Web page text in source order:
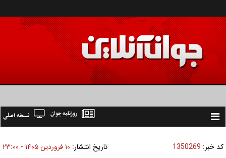
Toggle
نسخه اصلی روزنامه جوان
کد خبر: 1350269 تاریخ انتشار: ۱۰ فروردين ۱۴۰۵ - ۲۳:۰۰